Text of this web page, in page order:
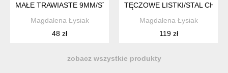
MAŁE TRAWIASTE 9MM/STAL CHIRURGICZNA/
Magdalena Łysiak
48 zł
TĘCZOWE LISTKI/STAL
Magdalena Łysiak
119 zł
zobacz wszystkie produkty